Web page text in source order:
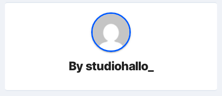
Bystudiohallo_